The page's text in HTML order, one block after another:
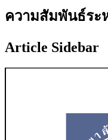
ความสัมพันธ์ระ
Article Sidebar